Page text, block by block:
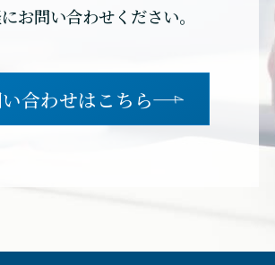
お問い合わせください。
合わせはこちら